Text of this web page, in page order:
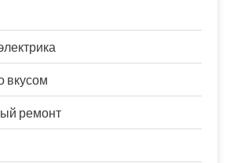
вкусом
ремонт